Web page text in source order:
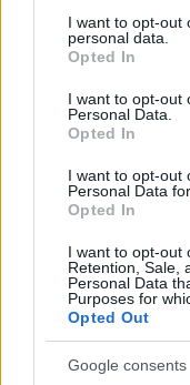
I want to opt-out
personal data.
Opted In
I want to opt-out
Personal Data.
Opted In
I want to opt-out
Personal Data
Opted In
I want to opt-out
Retention, Sale,
Personal Data
Purposes for
Opted Out
Google consents
come in questo
La satira è libertà
offende e non è
Pushkin lo
la spada della